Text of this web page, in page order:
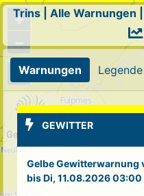
+
−
Trins Alle Warnungen
Warnungen Legende
GEWITTER
Gelbe Gewitterwarnung
bis Di, 11.08.2026 03:00